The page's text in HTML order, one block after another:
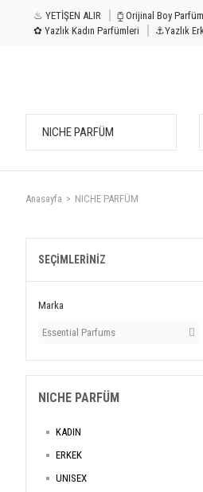
♨ YETİŞEN ALIR ⧮ Orijinal Boy
✿ Yazlık Kadın Parfümleri
⚓Yazlık
NICHE PARFÜM
Anasayfa NICHE PARFÜM
SEÇIMLERINIZ
Marka
Essential Parfums
NICHE PARFÜM
KADIN
ERKEK
UNISEX